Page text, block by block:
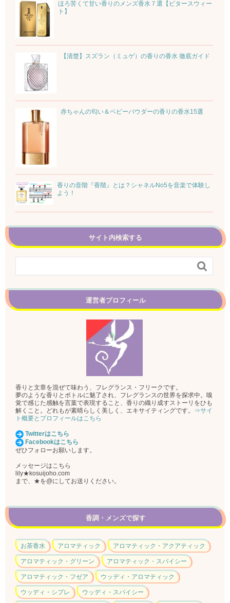
ほろ苦くて甘い香りのメンズ香水７選【ビタースウィー
ト】
【清楚】スズラン（ミュゲ）の香りの香水 徹底ガイド
赤ちゃんの匂い＆ベビーパウダーの香りの香水15選
香りの音階『香階』とは？シャネルNo5を音楽で体験し
よう！
サイト内検索する

運営者プロフィール
香りと文章を混ぜて味わう、フレグランス・フリークです。
夢のような香りとボトルに魅了され、フレグランスの世界を探求中。嗅
覚で感じた感触を言葉で表現すること、香りの織り成すストーリをひも
解くこと。どれもが素晴らしく美しく、エキサイティングです。 ⇒サイ
ト概要とプロフィールはこちら
Twitterはこちら
Facebookはこちら
ぜひフォローお願いします。
メッセージはこちら
lily★kosuijoho.com
まで、★を@にしてお送りください。
香調・メンズで探す
お茶香水 アロマティック アロマティック・アクアティック
アロマティック・グリーン アロマティック・スパイシー
アロマティック・フゼア ウッディ・アロマティック
ウッディ・シプレ ウッディ・スパイシー